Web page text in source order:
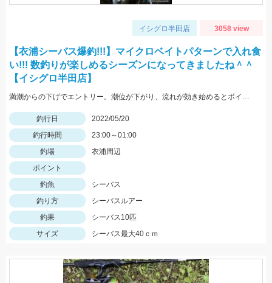
イシグロ半田店 3058 view
【衣浦シーバス爆釣!!!】マイクロベイトパターンで入れ食
い!!! 数釣りが楽しめるシーズンになってきましたね＾＾
【イシグロ半田店】
満潮からの下げでエントリー。潮位が下がり、流れが効き始めるとボイル多数。小型ルアーでスローで巻くと効果的でした。
釣行日
2022/05/20
釣行時間
23:00～01:00
釣場
衣浦周辺
ポイント
釣魚
シーバス
釣り方
シーバスルアー
釣果
シーバス10匹
サイズ
シーバス最大40ｃｍ